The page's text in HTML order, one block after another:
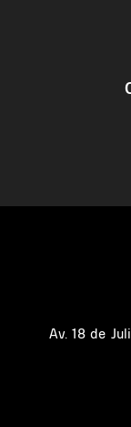
Av. 18 de